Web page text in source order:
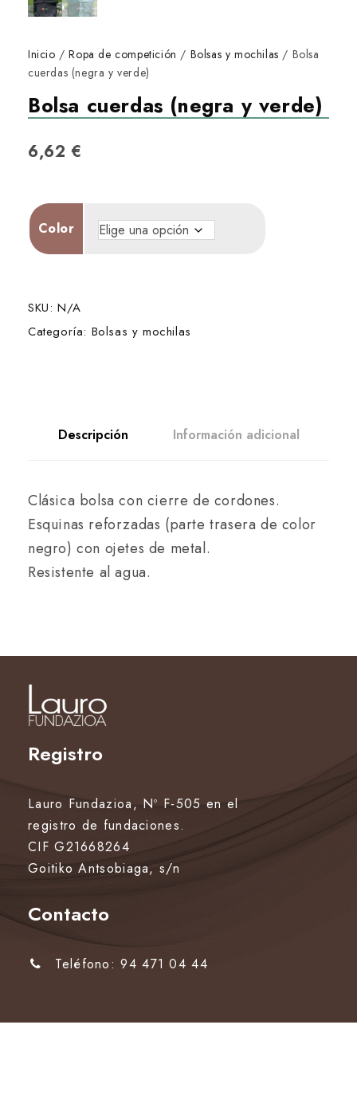
Inicio /Ropa de competición / Bolsas y mochilas / Bolsa
cuerdas (negra y verde)
Bolsa cuerdas (negra y verde)
6,62 €
Color
SKU: N/A
Categoría: Bolsas y mochilas
Descripción Información adicional
Clásica bolsa con cierre de cordones.
Esquinas reforzadas (parte trasera de color
negro) con ojetes de metal.
Resistente al agua.
Registro
Lauro Fundazioa, Nº F-505 en el
registro de fundaciones.
CIF G21668264
Goitiko Antsobiaga, s/n
Contacto
Teléfono: 94 471 04 44